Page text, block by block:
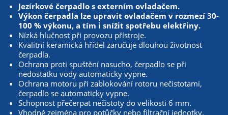
Jezírkové čerpadlo s externím ovladačem.
Výkon čerpadla lze upravit ovladačem v rozmezí 30-
100 % výkonu, a tím i snížit spotřebu elektřiny.
Nízká hlučnost při provozu přístroje.
Kvalitní keramická hřídel zaručuje dlouhou životnost
čerpadla.
Ochrana proti spuštění nasucho, čerpadlo se při
nedostatku vody automaticky vypne.
Ochrana motoru při zablokování rotoru nečistotami,
čerpadlo se automaticky vypne.
Schopnost přečerpat nečistoty do velikosti 6 mm.
Vhodné zejména pro potůčky nebo filtrační jednotky.